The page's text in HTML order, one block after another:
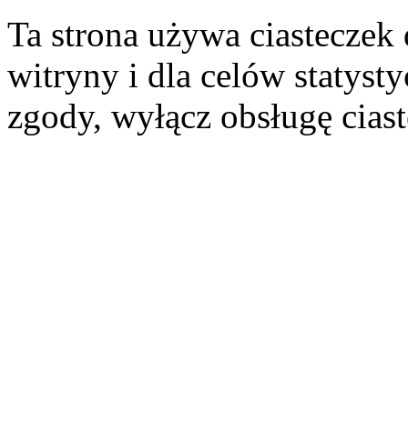
Ta strona używa
witryny i dla celów
zgody, wyłącz obsługę